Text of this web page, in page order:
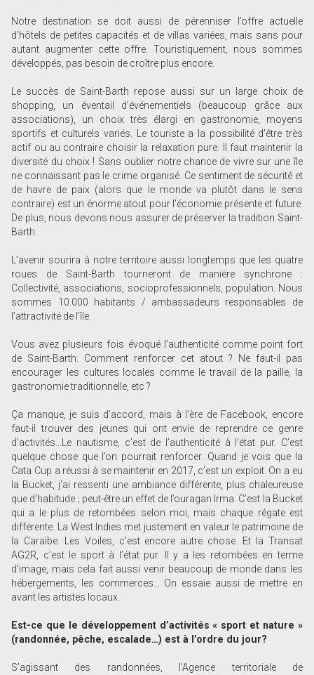
Notre destination se doit aussi de pérenniser l’offre actuelle
d’hôtels de petites capacités et de villas variées, mais sans pour
autant augmenter cette offre. Touristiquement, nous sommes
développés, pas besoin de croître plus encore.
Le succès de Saint-Barth repose aussi sur un large choix de
shopping, un éventail d’événementiels (beaucoup grâce aux
associations), un choix très élargi en gastronomie, moyens
sportifs et culturels variés. Le touriste a la possibilité d’être très
actif ou au contraire choisir la relaxation pure. Il faut maintenir la
diversité du choix ! Sans oublier notre chance de vivre sur une île
ne connaissant pas le crime organisé. Ce sentiment de sécurité et
de havre de paix (alors que le monde va plutôt dans le sens
contraire) est un énorme atout pour l’économie présente et future.
De plus, nous devons nous assurer de préserver la tradition Saint-
Barth.
L’avenir sourira à notre territoire aussi longtemps que les quatre
roues de Saint-Barth tourneront de manière synchrone :
Collectivité, associations, socioprofessionnels, population. Nous
sommes 10.000 habitants / ambassadeurs responsables de
l’attractivité de l’île.
Vous avez plusieurs fois évoqué l’authenticité comme point fort
de Saint-Barth. Comment renforcer cet atout ? Ne faut-il pas
encourager les cultures locales comme le travail de la paille, la
gastronomie traditionnelle, etc ?
Ça manque, je suis d’accord, mais à l’ère de Facebook, encore
faut-il trouver des jeunes qui ont envie de reprendre ce genre
d’activités…Le nautisme, c’est de l’authenticité à l’état pur. C’est
quelque chose que l’on pourrait renforcer. Quand je vois que la
Cata Cup a réussi à se maintenir en 2017, c’est un exploit. On a eu
la Bucket, j’ai ressenti une ambiance différente, plus chaleureuse
que d’habitude ; peut-être un effet de l’ouragan Irma. C’est la Bucket
qui a le plus de retombées selon moi, mais chaque régate est
différente. La West Indies met justement en valeur le patrimoine de
la Caraïbe. Les Voiles, c’est encore autre chose. Et la Transat
AG2R, c’est le sport à l’état pur. Il y a les retombées en terme
d’image, mais cela fait aussi venir beaucoup de monde dans les
hébergements, les commerces… On essaie aussi de mettre en
avant les artistes locaux.
Est-ce que le développement d’activités « sport et nature »
(randonnée, pêche, escalade…) est à l’ordre du jour?
S’agissant des randonnées, l’Agence territoriale de